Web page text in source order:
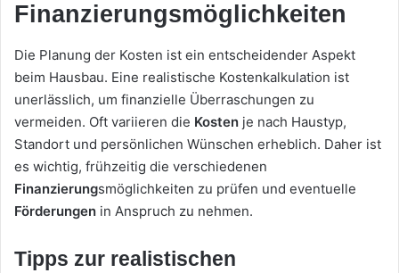
Finanzierungsmöglichkeiten
Die Planung der Kosten ist ein entscheidender Aspekt
beim Hausbau. Eine realistische Kostenkalkulation ist
unerlässlich, um finanzielle Überraschungen zu
vermeiden. Oft variieren die Kosten je nach Haustyp,
Standort und persönlichen Wünschen erheblich. Daher ist
es wichtig, frühzeitig die verschiedenen
Finanzierungsmöglichkeiten zu prüfen und eventuelle
Förderungen in Anspruch zu nehmen.
Tipps zur realistischen